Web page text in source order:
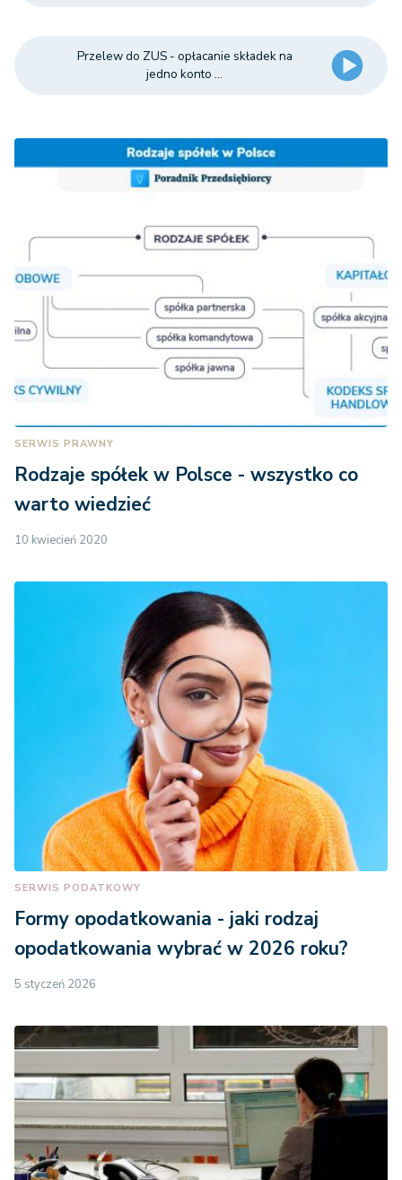
rodzinnych oraz
możliwości
potrącenia z
wypłacanych
rodzinnych,
świadczeń
rodzinnych oraz
opiekunów, wraz
z odsetkami za
zwłokę w ich
50%
kwoty
nienależnie
pobranych
świadczeń z
alimentacyjnego
Przelew do ZUS - opłacanie składek na
jedno konto ...
SERWIS PRAWNY
Rodzaje spółek w Polsce - wszystko co
warto wiedzieć
10 kwiecień 2020
SERWIS PODATKOWY
Formy opodatkowania - jaki rodzaj
opodatkowania wybrać w 2026 roku?
5 styczeń 2026